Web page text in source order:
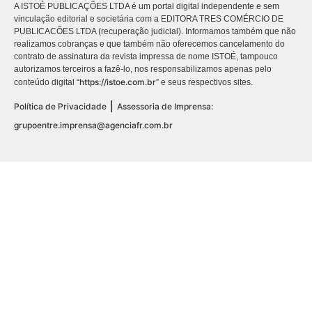
A ISTOÉ PUBLICAÇÕES LTDA é um portal digital independente e sem
vinculação editorial e societária com a EDITORA TRES COMÉRCIO DE
PUBLICACÕES LTDA (recuperação judicial). Informamos também que não
realizamos cobranças e que também não oferecemos cancelamento do
contrato de assinatura da revista impressa de nome ISTOÉ, tampouco
autorizamos terceiros a fazê-lo, nos responsabilizamos apenas pelo
conteúdo digital “https://istoe.com.br” e seus respectivos sites.
Política de Privacidade
Assessoria de Imprensa:
grupoentre.imprensa@agenciafr.com.br